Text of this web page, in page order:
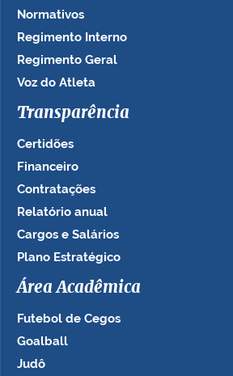
Normativos
Regimento Interno
Regimento Geral
Voz do Atleta
Transparência
Certidões
Financeiro
Contratações
Relatório anual
Cargos e Salários
Plano Estratégico
Área Acadêmica
Futebol de Cegos
Goalball
Judô